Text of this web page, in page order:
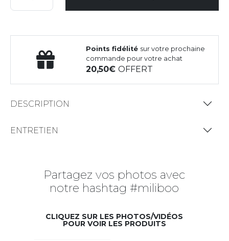
Points fidélité sur votre prochaine
commande pour votre achat
20,50OFFERT
DESCRIPTION
ENTRETIEN
Partagez vos photos avec
notre hashtag #miliboo
CLIQUEZ SUR LES PHOTOS/VIDÉOS
POUR VOIR LES PRODUITS